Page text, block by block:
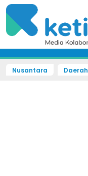
Nusantara Daerah